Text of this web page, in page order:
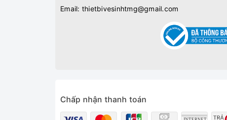
Email: thietbivesinhtmg@gmail.com
Chấp nhận thanh toán